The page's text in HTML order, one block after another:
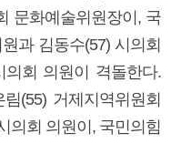
문화예술위원장이, 국
과 김동수(57) 시의회
의회 의원이 격돌한다.
(55) 거제지역위원회
의회 의원이, 국민의힘